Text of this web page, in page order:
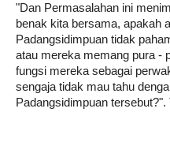
"Dan Permasalahan ini
benak kita bersama, apakah
Padangsidimpuan tidak
atau mereka memang pura -
fungsi mereka sebagai
sengaja tidak mau tahu
Padangsidimpuan tersebut?".